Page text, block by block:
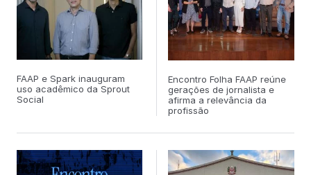
FAAP e Spark inauguram
uso acadêmico da Sprout
Social
Encontro Folha FAAP reúne
gerações de jornalista e
afirma a relevância da
profissão